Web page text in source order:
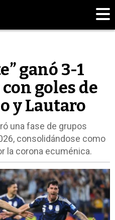
ganó 3-1
goles de
y Lautaro
una fase de grupos
consolidándose como
la corona ecuménica.